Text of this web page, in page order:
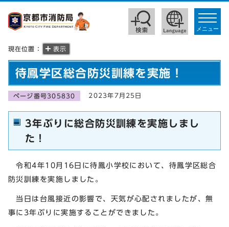
toggle
メニュー
現在位置： 表示
待鳳学区総合防災訓練を実施！
ページ番号305830 2023年7月25日
3年ぶりに総合防災訓練を実施しまし
た！
令和4年10月16日に待鳳小学校において、待鳳学区総合
防災訓練を実施しました。
当日は台風接近の影響で、天気が心配されましたが、無
事に3年ぶりに実施することができました。